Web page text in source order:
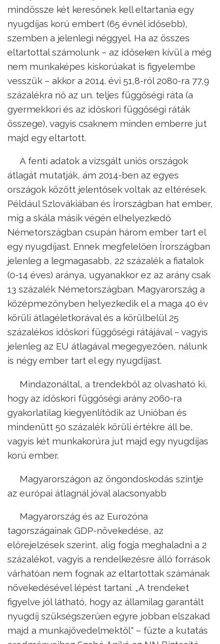
mindössze két keresőnek kell eltartania egy
nyugdíjas korú embert (65 évnél idősebb),
szemben a jelenlegi néggyel. Ha az összes
eltartottal számolunk – az időseken kívül a még
nem munkaképes kiskorúakat is figyelembe
vesszük – akkor a 2014. évi 51,8-ról 2080-ra 77,9
százalékra nő az un. teljes függőségi ráta (a
gyermekkori és az időskori függőségi ráták
összege), vagyis csaknem minden emberre jut
majd egy eltartott.
A fenti adatok a vizsgált uniós országok
átlagát mutatják, ám 2014-ben az egyes
országok között jelentősek voltak az eltérések.
Például Szlovákiában és Írországban hat ember,
míg a skála másik végén elhelyezkedő
Németországban csupán három ember tart el
egy nyugdíjast. Ennek megfelelően Írországban
jelenleg a legmagasabb, 22 százalék a fiatalok
(0-14 éves) aránya, ugyanakkor ez az arány csak
13 százalék Németországban. Magyarország a
középmezőnyben helyezkedik el a maga 40 év
körüli átlagéletkorával és a körülbelül 25
százalékos időskori függőségi rátájával – vagyis
jelenleg az EU átlagával megegyezően, nálunk
is négy ember tart el egy nyugdíjast.
Mindazonáltal, a trendekből az olvasható ki,
hogy az időskori függőségi arány 2060-ra
gyakorlatilag kiegyenlítődik az Unióban és
mindenütt 50 százalék körüli értékre áll be,
vagyis két munkakorúra jut majd egy nyugdíjas
korú ember.
Magyarországon az öngondoskodás szintje
az európai átlagnál jóval alacsonyabb
Magyarország és az Eurozóna
tagországainak GDP-növekedése, az
előrejelzések szerint, alig fogja meghaladni a 2
százalékot, vagyis a rendelkezésre álló források
várhatóan nem fognak az eltartottak számának
növekedésével lépést tartani. „A trendeket
figyelve jól látható, hogy az államilag garantált
nyugdíj szükségszerűen egyre jobban elszakad
majd a munkajövedelmektől" – fűzte a kutatás